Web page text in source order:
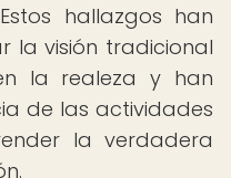
Estos hallazgos han
la visión tradicional
la realeza y han
de las actividades
la verdadera